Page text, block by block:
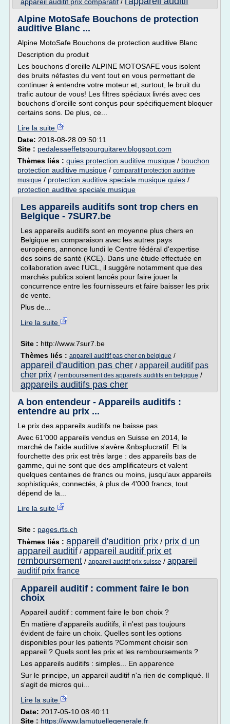
Alpine MotoSafe Bouchons de protection
auditive Blanc ...
Alpine MotoSafe Bouchons de protection auditive Blanc
Description du produit
Les bouchons d'oreille ALPINE MOTOSAFE vous isolent
des bruits néfastes du vent tout en vous permettant de
continuer à entendre votre moteur et, surtout, le bruit du
trafic autour de vous! Les filtres spéciaux livrés avec ces
bouchons d'oreille sont conçus pour spécifiquement bloquer
certains sons. De plus, ce...
Lire la suite
Date: 2018-08-28 09:50:11
Site : pedalesaeffetspourguitarev.blogspot.com
Thèmes liés : quies protection auditive musique / bouchon
protection auditive musique / comparatif protection auditive
musique / protection auditive speciale musique quies /
protection auditive speciale musique
Les appareils auditifs sont trop chers en
Belgique - 7SUR7.be
Les appareils auditifs sont en moyenne plus chers en
Belgique en comparaison avec les autres pays
européens, annonce lundi le Centre fédéral d'expertise
des soins de santé (KCE). Dans une étude effectuée en
collaboration avec l'UCL, il suggère notamment que des
marchés publics soient lancés pour faire jouer la
concurrence entre les fournisseurs et faire baisser les prix
de vente.
Plus de...
Lire la suite
Site : http://www.7sur7.be
Thèmes liés : appareil auditif pas cher en belgique /
appareil d'audition pas cher / appareil auditif pas
cher prix / remboursement des appareils auditifs en belgique /
appareils auditifs pas cher
A bon entendeur - Appareils auditifs :
entendre au prix ...
Le prix des appareils auditifs ne baisse pas
Avec 61'000 appareils vendus en Suisse en 2014, le
marché de l'aide auditive s'avère &nbsplucratif. Et la
fourchette des prix est très large : des appareils bas de
gamme, qui ne sont que des amplificateurs et valent
quelques centaines de francs ou moins, jusqu'aux appareils
sophistiqués, connectés, à plus de 4'000 francs, tout
dépend de la...
Lire la suite
Site : pages.rts.ch
Thèmes liés : appareil d'audition prix / prix d un
appareil auditif / appareil auditif prix et
remboursement / appareil auditif prix suisse / appareil
auditif prix france
Appareil auditif : comment faire le bon
choix
Appareil auditif : comment faire le bon choix ?
En matière d'appareils auditifs, il n'est pas toujours
évident de faire un choix. Quelles sont les options
disponibles pour les patients ?Comment choisir son
appareil ? Quels sont les prix et les remboursements ?
Les appareils auditifs : simples... En apparence
Sur le principe, un appareil auditif n'a rien de compliqué. Il
s'agit de micros qui...
Lire la suite
Date: 2017-05-10 08:40:11
Site : https://www.lamutuellegenerale.fr